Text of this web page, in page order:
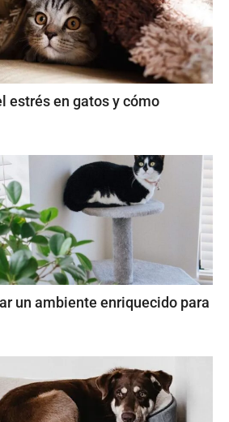
estrés en gatos y cómo
un ambiente enriquecido para